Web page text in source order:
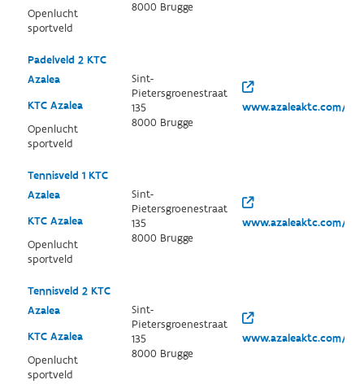
Openlucht
sportveld
8000 Brugge
Padelveld 2 KTC
Azalea
KTC Azalea
Openlucht
sportveld
Sint-
Pietersgroenestraat
135
8000 Brugge
www.azaleaktc.com/
Tennisveld 1 KTC
Azalea
KTC Azalea
Openlucht
sportveld
Sint-
Pietersgroenestraat
135
8000 Brugge
www.azaleaktc.com/
Tennisveld 2 KTC
Azalea
KTC Azalea
Openlucht
sportveld
Sint-
Pietersgroenestraat
135
8000 Brugge
www.azaleaktc.com/